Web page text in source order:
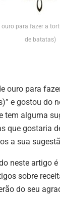
ouro para fazer a
de batatas)
ouro para
e gostou do
tem alguma
que gostaria
a sua
neste artigo
sobre
do seu